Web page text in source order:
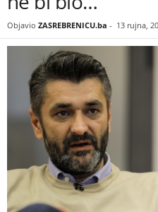
Objavio ZASREBRENICU.ba - 13 rujna,